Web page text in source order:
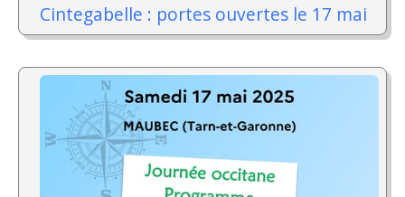
Cintegabelle : portes ouvertes le 17 mai